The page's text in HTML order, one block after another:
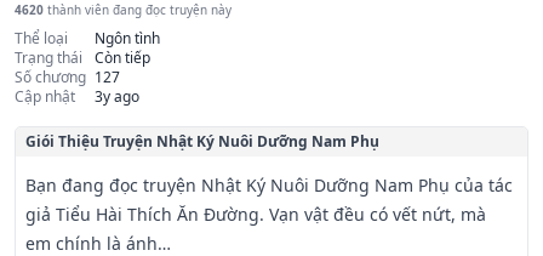
4620 thành viên đang đọc truyện này
Thể loại
Ngôn tình
Trạng thái
Còn tiếp
Số chương 127
Cập nhật
3y ago
Giói Thiệu Truyện Nhật Ký Nuôi Dưỡng Nam Phụ
Bạn đang đọc truyện Nhật Ký Nuôi Dưỡng Nam Phụ của tác
giả Tiểu Hài Thích Ăn Đường. Vạn vật đều có vết nứt, mà
em chính là ánh